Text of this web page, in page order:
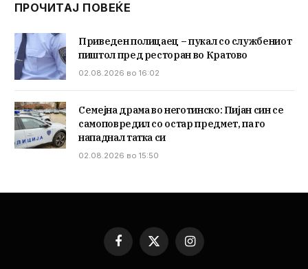
ПРОЧИТАЈ ПОВЕЌЕ
Приведен полицаец – пукал со службениот
пиштол пред ресторан во Кратово
02.08.2026 во 16:02
Семејна драма во неготинско: Пијан син се
самоповредил со остар предмет, па го
нападнал татка си
02.08.2026 во 15:50
Facebook
X
Instagram